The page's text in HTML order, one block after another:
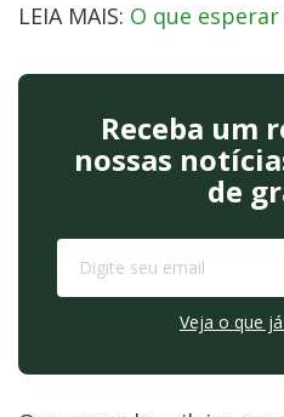
LEIA MAIS: O que esperar
Receba um
nossas
de
Veja o que